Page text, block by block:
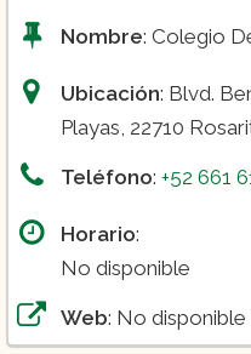
Nombre: Colegio
Ubicación: Blvd.
Playas, 22710
Teléfono: +52 661
Horario:
No disponible
Web: No disponible